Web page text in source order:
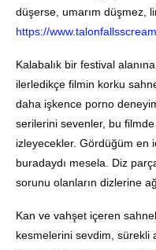
düşerse, umarım düşmez,
https://
Kalabalık bir festival
ilerledikçe filmin korku
daha işkence porno
serilerini sevenler, bu
izleyecekler. Gördüğüm en
buradaydı mesela. Diz
sorunu olanların dizlerine
Kan ve vahşet içeren
kesmelerini sevdim, sürekli